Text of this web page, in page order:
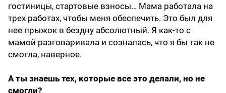
гостиницы, стартовые взносы… Мама работала на
трех работах, чтобы меня обеспечить. Это был для
нее прыжок в бездну абсолютный. Я как-то с
мамой разговаривала и созналась, что я бы так не
смогла, наверное.
А ты знаешь тех, которые все это делали, но не
смогли?